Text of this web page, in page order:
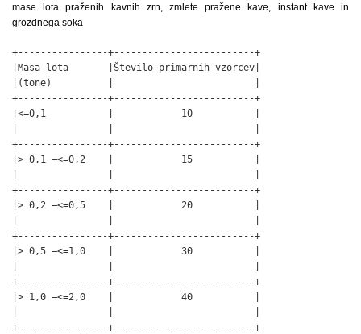
mase lota praženih kavnih zrn, zmlete pražene kave, instant kave in
grozdnega soka
+----------------+-------------------------+
|Masa lota       |Število primarnih vzorcev|
|(tone)          |                         |
+----------------+-------------------------+
|<=0,1           |            10           |
+----------------+-------------------------+
|> 0,1 –<=0,2    |            15           |
+----------------+-------------------------+
|> 0,2 –<=0,5    |            20           |
+----------------+-------------------------+
|> 0,5 –<=1,0    |            30           |
+----------------+-------------------------+
|> 1,0 –<=2,0    |            40           |
+----------------+-------------------------+